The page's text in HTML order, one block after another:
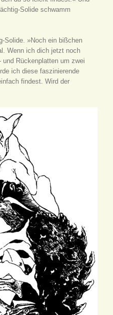
Solide schwamm
Solide. »Noch ein bißchen
Wenn ich dich jetzt noch
Rückenplatten um zwei
ich diese faszinierende
findest. Wird der